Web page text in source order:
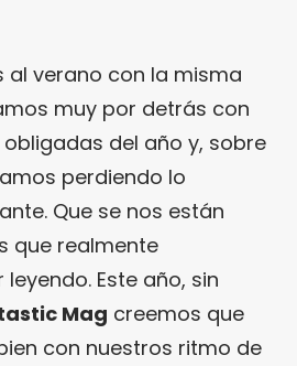
al verano con la misma
muy por detrás con
del año y, sobre
perdiendo lo
Que se nos están
que realmente
Este año, sin
Mag creemos que
con nuestros ritmo de